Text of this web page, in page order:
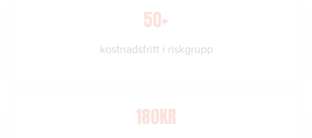
50+
kostnadsfritt i riskgrupp
180KR